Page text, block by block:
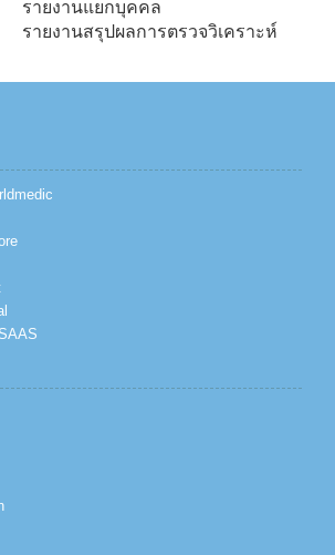
รายงานแยกบุคคล
รายงานสรุปผลการตรวจวิเคราะห์